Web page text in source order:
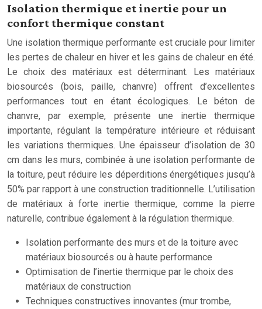
Isolation thermique et inertie pour un
confort thermique constant
Une isolation thermique performante est cruciale pour limiter
les pertes de chaleur en hiver et les gains de chaleur en été.
Le choix des matériaux est déterminant. Les matériaux
biosourcés (bois, paille, chanvre) offrent d’excellentes
performances tout en étant écologiques. Le béton de
chanvre, par exemple, présente une inertie thermique
importante, régulant la température intérieure et réduisant
les variations thermiques. Une épaisseur d’isolation de 30
cm dans les murs, combinée à une isolation performante de
la toiture, peut réduire les déperditions énergétiques jusqu’à
50% par rapport à une construction traditionnelle. L’utilisation
de matériaux à forte inertie thermique, comme la pierre
naturelle, contribue également à la régulation thermique.
Isolation performante des murs et de la toiture avec
matériaux biosourcés ou à haute performance
Optimisation de l’inertie thermique par le choix des
matériaux de construction
Techniques constructives innovantes (mur trombe,